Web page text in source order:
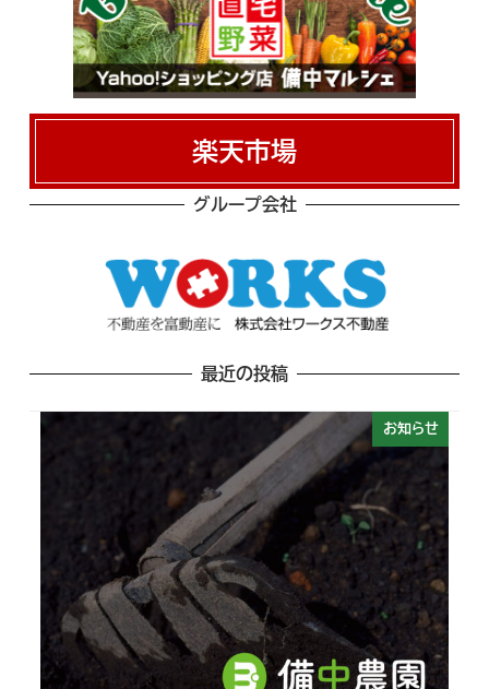
楽天市場
グループ会社
最近の投稿
お知らせ